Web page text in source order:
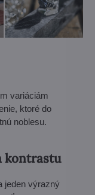
variáciám
ktoré do
noblesu.
kontrastu
jeden výrazný